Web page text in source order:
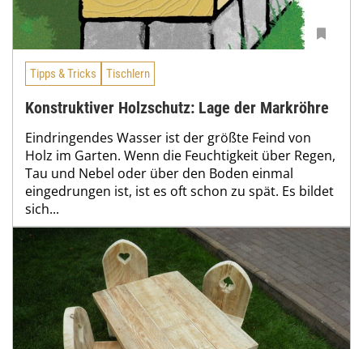
Tipps & Tricks Tischlern
Konstruktiver Holzschutz: Lage der Markröhre
Eindringendes Wasser ist der größte Feind von
Holz im Garten. Wenn die Feuchtigkeit über Regen,
Tau und Nebel oder über den Boden einmal
eingedrungen ist, ist es oft schon zu spät. Es bildet
sich...